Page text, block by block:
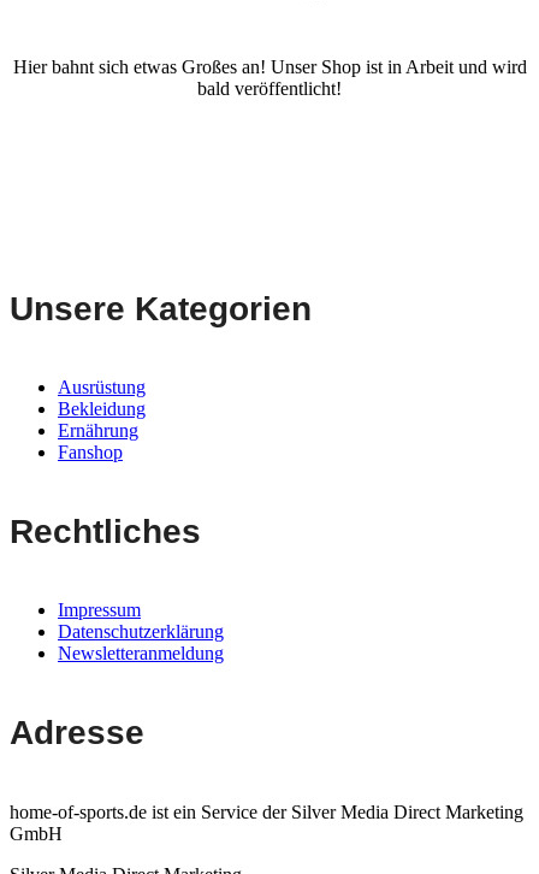
Hier bahnt sich etwas Großes an! Unser Shop ist in Arbeit und wird
bald veröffentlicht!
Unsere Kategorien
Ausrüstung
Bekleidung
Ernährung
Fanshop
Rechtliches
Impressum
Datenschutzerklärung
Newsletteranmeldung
Adresse
home-of-sports.de ist ein Service der Silver Media Direct Marketing
GmbH